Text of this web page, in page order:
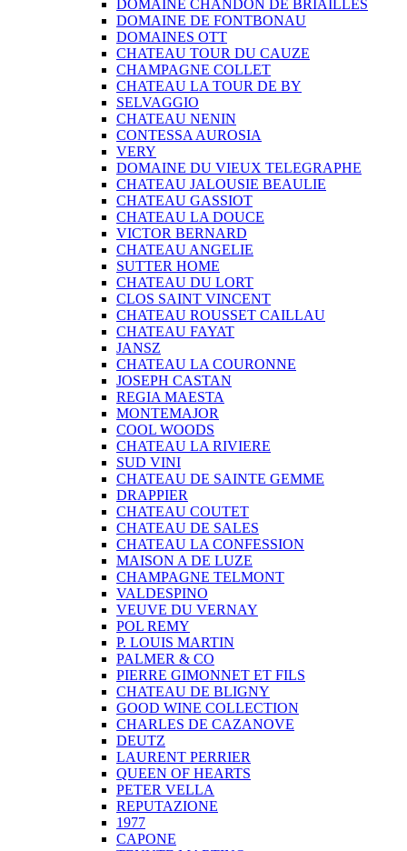
DOMAINE CHANDON DE BRIAILLES
DOMAINE DE FONTBONAU
DOMAINES OTT
CHATEAU TOUR DU CAUZE
CHAMPAGNE COLLET
CHATEAU LA TOUR DE BY
SELVAGGIO
CHATEAU NENIN
CONTESSA AUROSIA
VERY
DOMAINE DU VIEUX TELEGRAPHE
CHATEAU JALOUSIE BEAULIE
CHATEAU GASSIOT
CHATEAU LA DOUCE
VICTOR BERNARD
CHATEAU ANGELIE
SUTTER HOME
CHATEAU DU LORT
CLOS SAINT VINCENT
CHATEAU ROUSSET CAILLAU
CHATEAU FAYAT
JANSZ
CHATEAU LA COURONNE
JOSEPH CASTAN
REGIA MAESTA
MONTEMAJOR
COOL WOODS
CHATEAU LA RIVIERE
SUD VINI
CHATEAU DE SAINTE GEMME
DRAPPIER
CHATEAU COUTET
CHATEAU DE SALES
CHATEAU LA CONFESSION
MAISON A DE LUZE
CHAMPAGNE TELMONT
VALDESPINO
VEUVE DU VERNAY
POL REMY
P. LOUIS MARTIN
PALMER & CO
PIERRE GIMONNET ET FILS
CHATEAU DE BLIGNY
GOOD WINE COLLECTION
CHARLES DE CAZANOVE
DEUTZ
LAURENT PERRIER
QUEEN OF HEARTS
PETER VELLA
REPUTAZIONE
1977
CAPONE